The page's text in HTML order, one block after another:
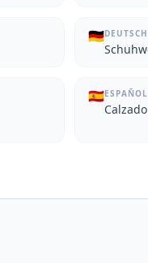
🇩🇪DEUTSCH
🇪🇸ESPAÑOL